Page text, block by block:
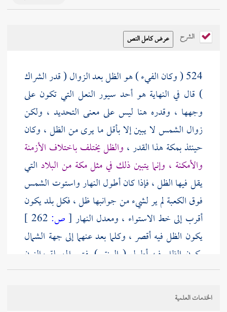
الشرح
524 ( وكان الفيء ) هو الظل بعد الزوال ( قدر الشراك
) قال في النهاية هو أحد سيور النعل التي تكون على
وجهها ، وقدره هنا ليس على معنى التحديد ، ولكن
زوال الشمس لا يبين إلا بأقل ما يرى من الظل ، وكان
حينئذبمكةهذا القدر ، والظل يختلف باختلاف الأزمنة
والأمكنة ، وإنما يتبين ذلك في مثلمكةمن البلاد التي
يقل فيها الظل ، فإذا كان أطول النهار واستوت الشمس
فوقالكعبةلم ير لشيء من جوانبها ظل ، فكل بلد يكون
أقرب إلى خط الاستواء ، ومعدل النهار [ص:
يكون الظل فيه أقصر ، وكلما بعد عنهما إلى جهة الشمال
يكون الظل فيه أطول ( العنق ) بفتح المهملة والنون
وقاف سير سريع
الخدمات العلمية